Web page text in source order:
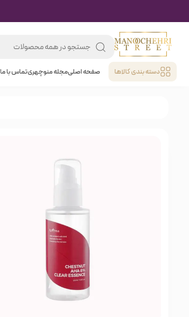
دسته بندی کالا‌ها صفحه اصلیمجله منوچهریتماس با ما